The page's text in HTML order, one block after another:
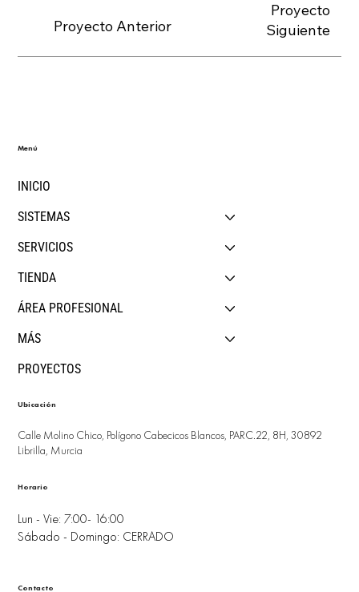
Proyecto
Siguiente
Proyecto Anterior
INICIO
SISTEMAS
SERVICIOS
TIENDA
ÁREA PROFESIONAL
MÁS
PROYECTOS
Menú
Ubicación
Calle Molino Chico, Polígono Cabecicos Blancos, PARC.22, 8H, 30892
Librilla, Murcia
Lun - Vie: 7:00- 16:00
Sábado - Domingo: CERRADO
Horario
Contacto